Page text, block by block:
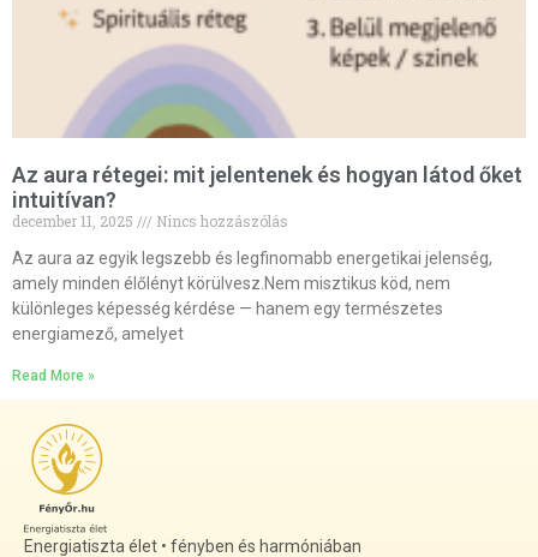
Az aura rétegei: mit jelentenek és hogyan látod őket
intuitívan?
december 11, 2025
Nincs hozzászólás
Az aura az egyik legszebb és legfinomabb energetikai jelenség,
amely minden élőlényt körülvesz.Nem misztikus köd, nem
különleges képesség kérdése — hanem egy természetes
energiamező, amelyet
Read More »
Energiatiszta élet • fényben és harmóniában